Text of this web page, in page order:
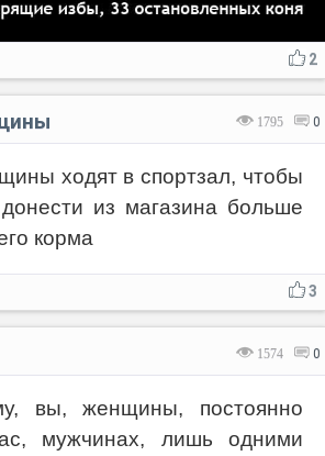
2
1795 0
ходят в спортзал, чтобы
из магазина больше
корма
3
1574 0
вы, женщины, постоянно
мужчинах, лишь одними